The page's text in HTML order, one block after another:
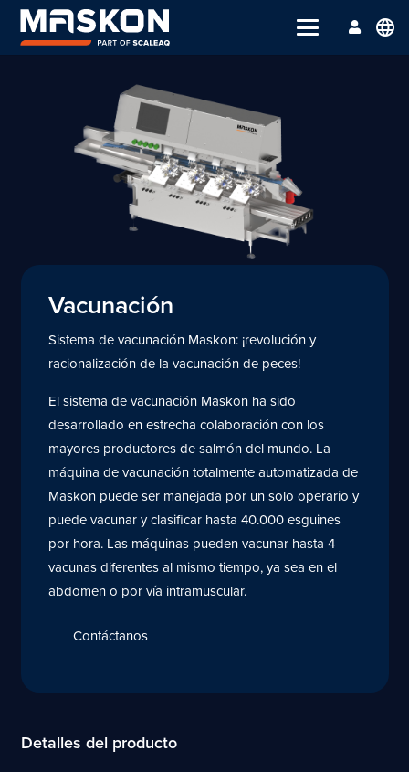
language
Vacunación
Sistema de vacunación Maskon: ¡revolución y
racionalización de la vacunación de peces!
El sistema de vacunación Maskon ha sido
desarrollado en estrecha colaboración con los
mayores productores de salmón del mundo. La
máquina de vacunación totalmente automatizada de
Maskon puede ser manejada por un solo operario y
puede vacunar y clasificar hasta 40.000 esguines
por hora. Las máquinas pueden vacunar hasta 4
vacunas diferentes al mismo tiempo, ya sea en el
abdomen o por vía intramuscular.
Contáctanos
Detalles del producto